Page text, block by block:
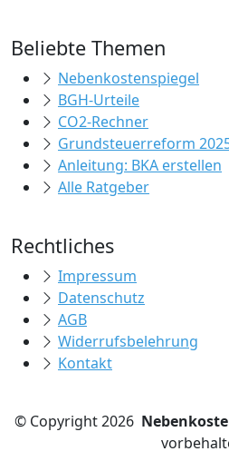
Beliebte Themen
Nebenkostenspiegel
BGH-Urteile
CO2-Rechner
Grundsteuerreform
Anleitung: BKA erstellen
Alle Ratgeber
Rechtliches
Impressum
Datenschutz
AGB
Widerrufsbelehrung
Kontakt
© Copyright 2026